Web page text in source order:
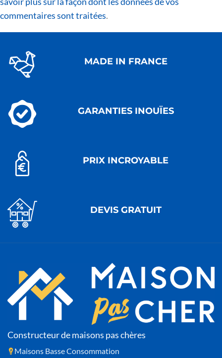
commentaires sont traitées.
MADE IN FRANCE
GARANTIES INOUÏES
PRIX INCROYABLE
DEVIS GRATUIT
Constructeur de maisons pas chères
Maisons Basse Consommation